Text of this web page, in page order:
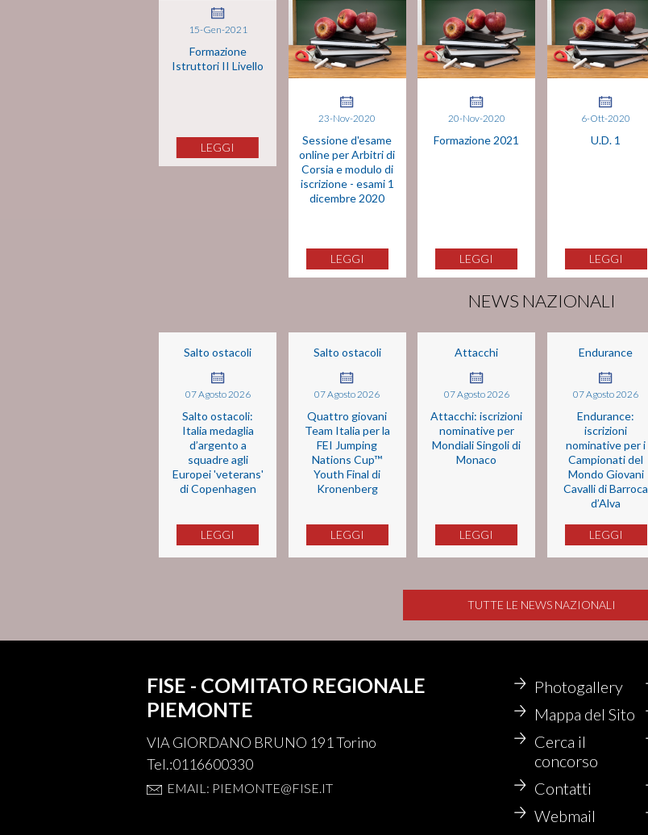
15-Gen-2021
Formazione
Istruttori II Livello
LEGGI
23-Nov-2020
Sessione d'esame
online per Arbitri di
Corsia e modulo di
iscrizione - esami 1
dicembre 2020
LEGGI
20-Nov-2020
Formazione 2021
LEGGI
6-Ott-2020
U.D. 1
LEGGI
NEWS NAZIONALI
Salto ostacoli
07Agosto2026
Salto ostacoli:
Italia medaglia
d’argento a
squadre agli
Europei 'veterans'
di Copenhagen
LEGGI
Salto ostacoli
07Agosto2026
Quattro giovani
Team Italia per la
FEI Jumping
Nations Cup™
Youth Final di
Kronenberg
LEGGI
Attacchi
07Agosto2026
Attacchi: iscrizioni
nominative per
Mondiali Singoli di
Monaco
LEGGI
Endurance
07Agosto2026
Endurance:
iscrizioni
nominative per i
Campionati del
Mondo Giovani
Cavalli di Barroca
d’Alva
LEGGI
TUTTE LE NEWS NAZIONALI
FISE - COMITATO REGIONALE
PIEMONTE
VIA GIORDANO BRUNO 191 Torino
Tel.:0116600330
EMAIL: PIEMONTE@FISE.IT
Photogallery
Mappa del Sito
Cerca il
concorso
Contatti
Webmail